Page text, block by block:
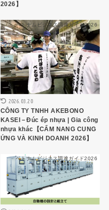
2026】
ベトナムビジネス調達ガイド2026
2026.03.20
CÔNG TY TNHH AKEBONO
KASEI－Đúc ép nhựa | Gia công
nhựa khác【CẨM NANG CUNG
ỨNG VÀ KINH DOANH 2026】
ベトナムビジネス調達ガイド2026